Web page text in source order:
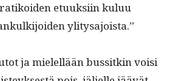
etuuk­si­in kuluu
ylitysajoista.”
ja mielel­lään bus­sitkin voisi